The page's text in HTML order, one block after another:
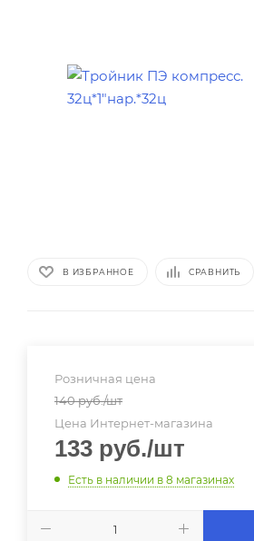
В ИЗБРАННОЕ СРАВНИТЬ
Розничная цена
140руб./шт
Цена Интернет-магазина
133 руб./шт
Есть в наличии в 8 магазинах